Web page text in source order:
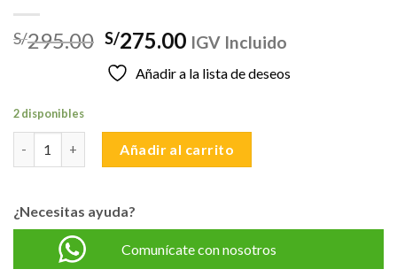
S/295.00 El
precio
original
S/275.00El
actual
IGV Incluido
Añadir a la lista de deseos
2 disponibles
Añadir al carrito
¿Necesitas ayuda?
Comunícate con nosotros